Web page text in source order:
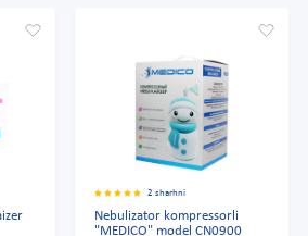
2 sharhni
Nebulizator kompressorli
"MEDICO" model CN0900